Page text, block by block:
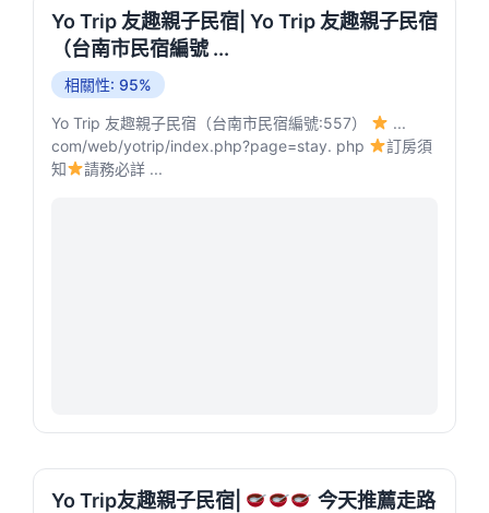
Yo Trip 友趣親子民宿| Yo Trip 友趣親子民宿
（台南市民宿編號 ...
相關性: 95%
Yo Trip 友趣親子民宿（台南市民宿編號:557）
...
com/web/yotrip/index.php?page=stay. php
訂房須
知
請務必詳 ...
Yo Trip友趣親子民宿|
今天推薦走路